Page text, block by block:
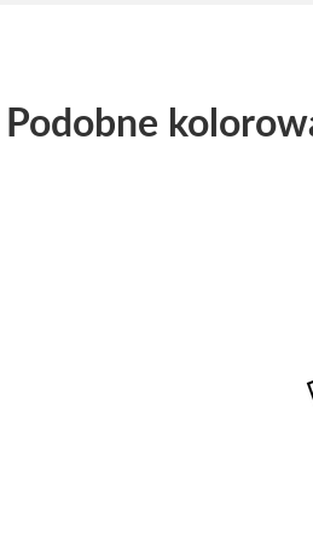
Podobne